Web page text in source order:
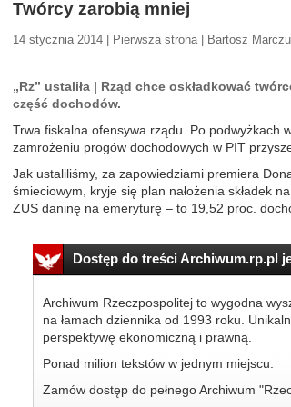
Twórcy zarobią mniej
14 stycznia 2014 | Pierwsza strona | Bartosz
„Rz” ustaliła | Rząd chce oskładkować
część dochodów.
Trwa fiskalna ofensywa rządu. Po podwyżkach
zamrożeniu progów dochodowych w PIT
Jak ustaliliśmy, za zapowiedziami premiera
śmieciowym, kryje się plan nałożenia składek
ZUS daninę na emeryturę – to 19,52 proc.
Dostęp do treści Archiwum.rp.pl
Archiwum Rzeczpospolitej to wygodna
na łamach dziennika od 1993 roku.
perspektywę ekonomiczną i prawną.
Ponad milion tekstów w jednym miejscu.
Zamów dostęp do pełnego Archiwum